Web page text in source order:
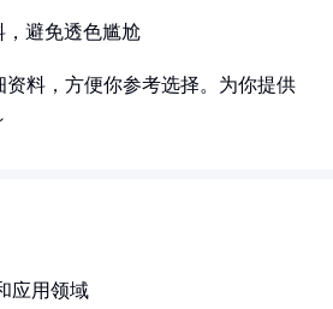
避免透色尴尬
资料，方便你参考选择。为你提供
应用领域